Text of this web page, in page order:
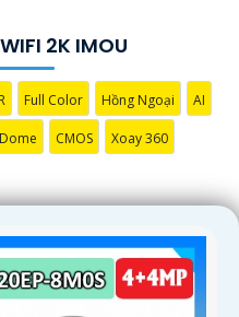
bạn tìm được lựa chọn
giá rẻ.
2K IMOU
Full Color Hồng Ngoại AI
CMOS Xoay 360